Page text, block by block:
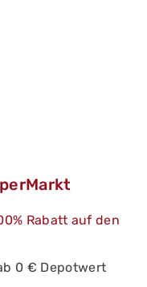
Rabatt auf den
0 € Depotwert